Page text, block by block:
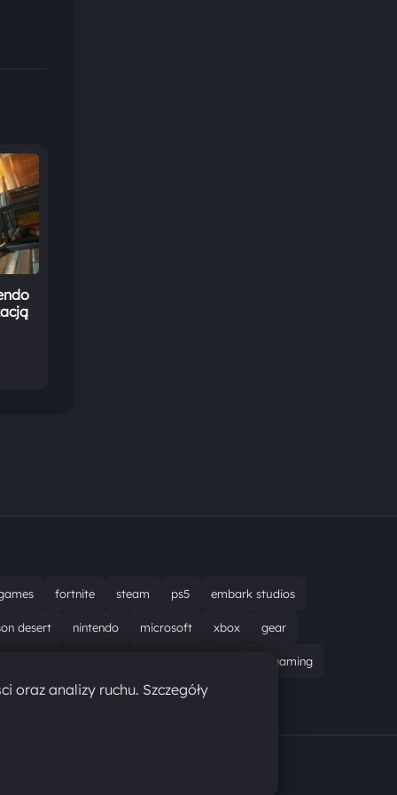
fortnite steam ps5 embark studios
desert nintendo microsoft xbox gear
gaming
oraz analizy ruchu. Szczegóły